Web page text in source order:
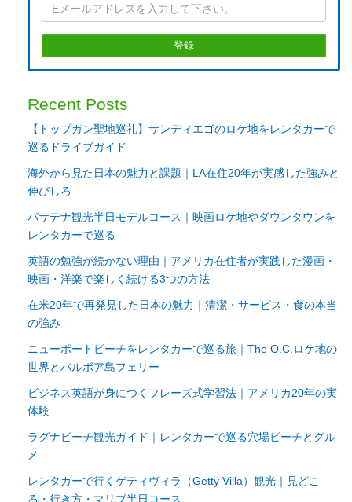
Recent Posts
【トップガン聖地巡礼】サンディエゴのロケ地をレンタカーで
巡るドライブガイド
海外から見た日本の魅力と課題｜LA在住20年が実感した強みと
伸びしろ
パサデナ観光半日モデルコース｜映画ロケ地やダウンタウンを
レンタカーで巡る
英語の勉強が続かない理由｜アメリカ在住者が実践した漫画・
映画・洋楽で楽しく続ける3つの方法
在米20年で再発見した日本の魅力｜清潔・サービス・食の本当
の強み
ニューポートビーチをレンタカーで巡る旅｜The O.C.ロケ地の
世界とバルボア島フェリー
ビジネス英語が身につくフレーズ式学習法｜アメリカ20年の実
体験
ラグナビーチ観光ガイド｜レンタカーで巡る穴場ビーチとグル
メ
レンタカーで行くゲティヴィラ（Getty Villa）観光｜見どこ
ろ・行き方・マリブ半日コース